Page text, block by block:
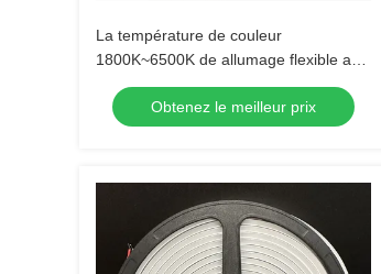
La température de couleur
1800K~6500K de allumage flexible au
néon de 12V/24V 240LEDs/M
Obtenez le meilleur prix